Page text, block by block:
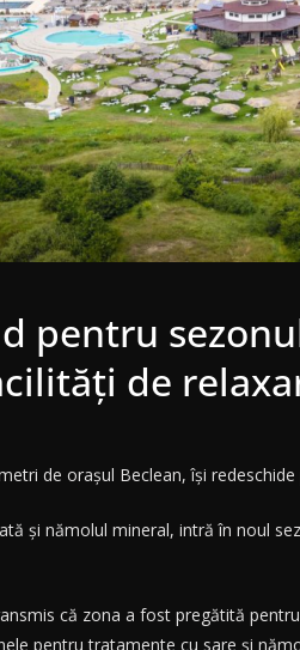
pentru
de
de orașul Beclean, își
și nămolul mineral, intră în noul
că zona a fost pregătită
pentru tratamente cu sare și